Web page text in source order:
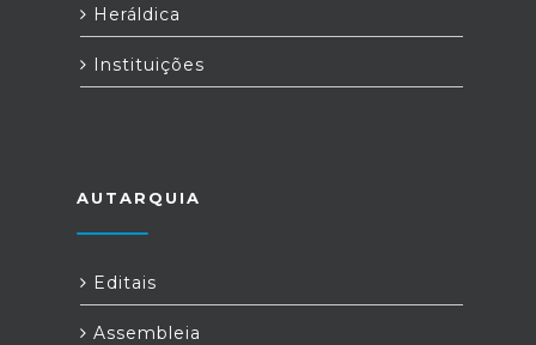
Heráldica
Instituições
AUTARQUIA
Editais
Assembleia